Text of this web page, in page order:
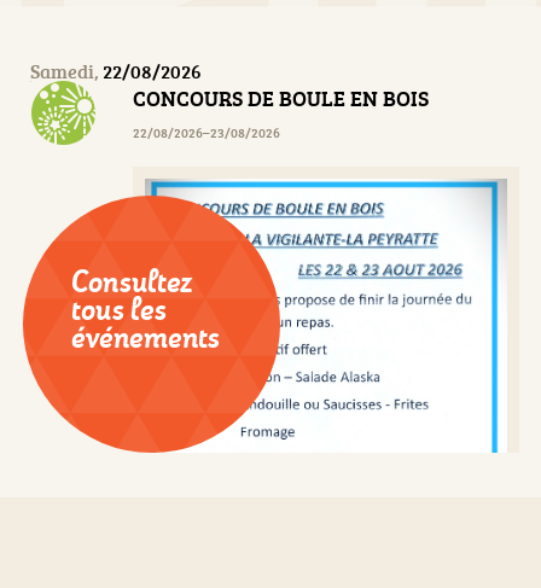
Samedi, 22/08/2026
CONCOURS DE BOULE EN BOIS
22/08/2026–23/08/2026
Consultez
tous les
événements